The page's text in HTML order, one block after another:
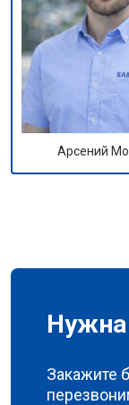
Арсений
Нужна
Закажите